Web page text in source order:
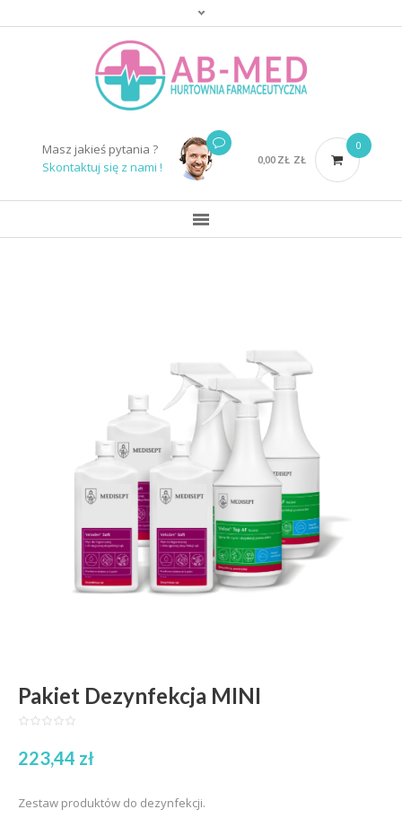
Masz jakieś pytania ?
Skontaktuj się z nami !
0,00 ZŁ ZŁ
0
Pakiet Dezynfekcja MINI
223,44 zł
Zestaw produktów do dezynfekcji.